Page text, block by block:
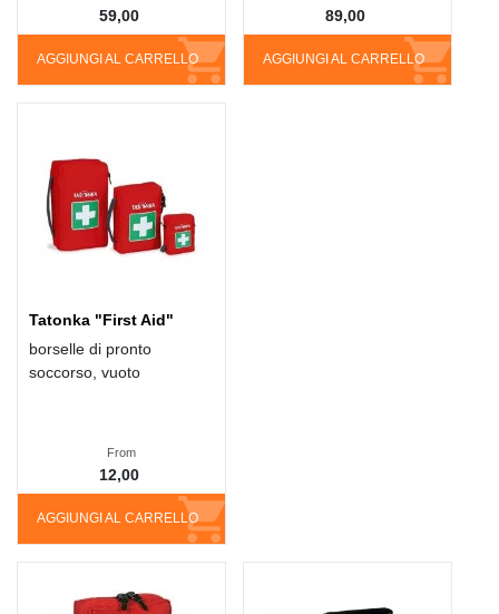
AGGIUNGI AL CARRELLO
59,00
AGGIUNGI AL CARRELLO
89,00
Tatonka "First Aid"
borselle di pronto
soccorso, vuoto
AGGIUNGI AL CARRELLO
From
12,00